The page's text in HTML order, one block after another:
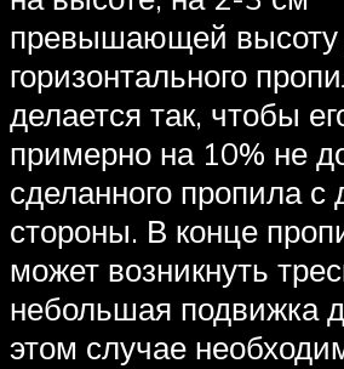
превышающей высоту
горизонтального
делается так, чтобы
примерно на 10% не
сделанного пропила с
стороны. В конце
может возникнуть
небольшая подвижка
этом случае